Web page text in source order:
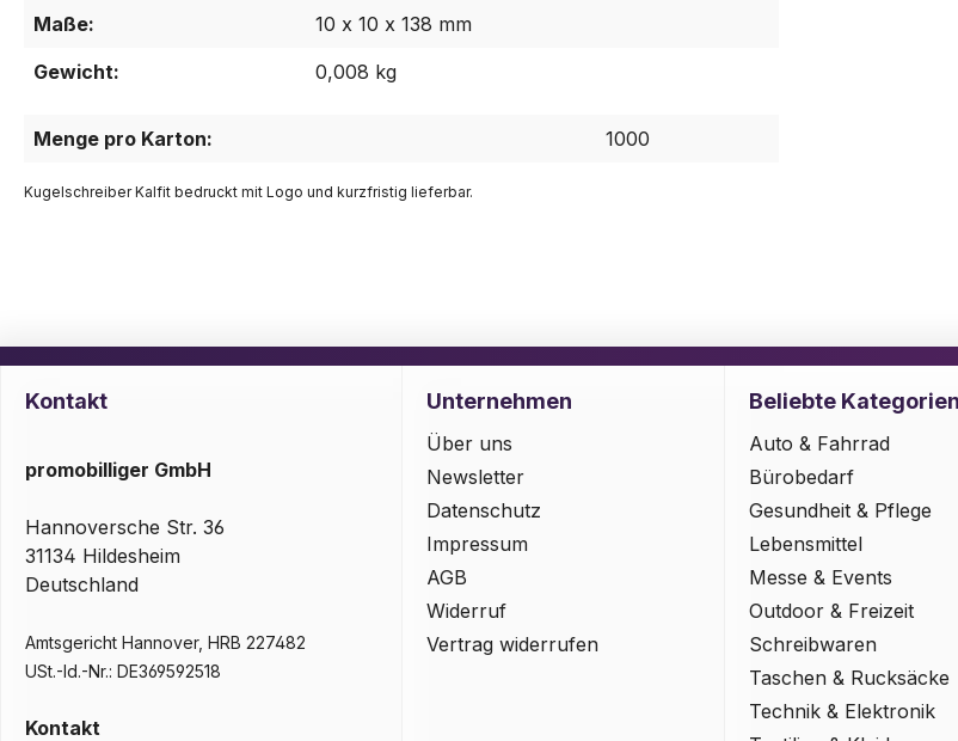
Maße:
10 x 10 x 138 mm
Gewicht:
0,008 kg
Menge pro Karton: 1000
Kugelschreiber Kalfit bedruckt mit Logo und kurzfristig lieferbar.
Kontakt
promobilliger GmbH
Hannoversche Str. 36
31134 Hildesheim
Deutschland
Amtsgericht Hannover, HRB 227482
USt.-Id.-Nr.: DE369592518
Kontakt
Unternehmen
Über uns
Newsletter
Datenschutz
Impressum
AGB
Widerruf
Vertrag widerrufen
Beliebte Kategorien
Auto & Fahrrad
Bürobedarf
Gesundheit & Pflege
Lebensmittel
Messe & Events
Outdoor & Freizeit
Schreibwaren
Taschen & Rucksäcke
Technik & Elektronik